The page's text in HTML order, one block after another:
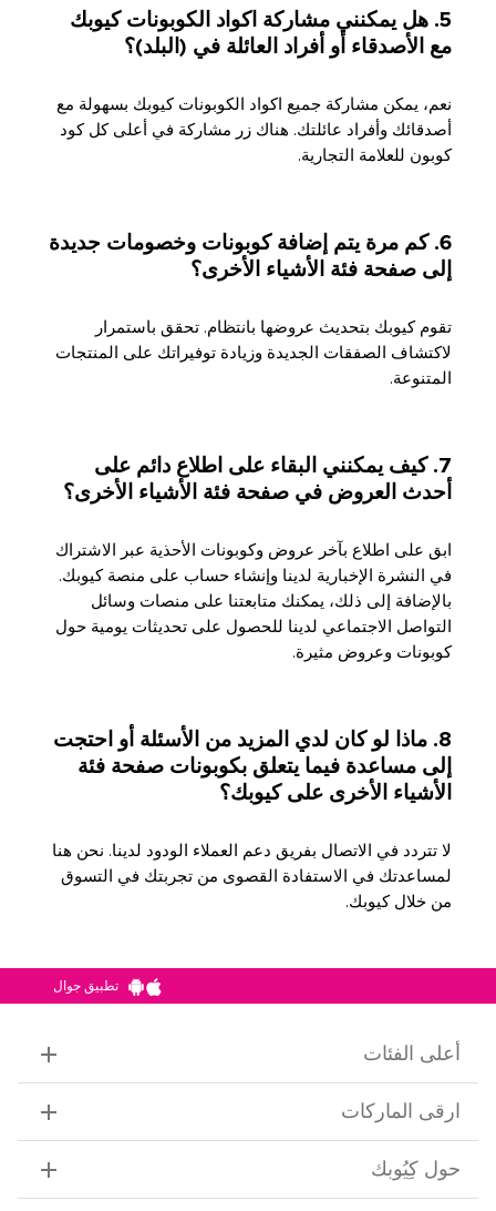
5. هل يمكنني مشاركة اكواد الكوبونات كيوبك
مع الأصدقاء أو أفراد العائلة في (البلد)؟
نعم، يمكن مشاركة جميع اكواد الكوبونات كيوبك بسهولة مع
أصدقائك وأفراد عائلتك. هناك زر مشاركة في أعلى كل كود
كوبون للعلامة التجارية.
6. كم مرة يتم إضافة كوبونات وخصومات جديدة
إلى صفحة فئة الأشياء الأخرى؟
تقوم كيوبك بتحديث عروضها بانتظام. تحقق باستمرار
لاكتشاف الصفقات الجديدة وزيادة توفيراتك على المنتجات
المتنوعة.
7. كيف يمكنني البقاء على اطلاع دائم على
أحدث العروض في صفحة فئة الأشياء الأخرى؟
ابق على اطلاع بآخر عروض وكوبونات الأحذية عبر الاشتراك
في النشرة الإخبارية لدينا وإنشاء حساب على منصة كيوبك.
بالإضافة إلى ذلك، يمكنك متابعتنا على منصات وسائل
التواصل الاجتماعي لدينا للحصول على تحديثات يومية حول
كوبونات وعروض مثيرة.
8. ماذا لو كان لدي المزيد من الأسئلة أو احتجت
إلى مساعدة فيما يتعلق بكوبونات صفحة فئة
الأشياء الأخرى على كيوبك؟
لا تتردد في الاتصال بفريق دعم العملاء الودود لدينا. نحن هنا
لمساعدتك في الاستفادة القصوى من تجربتك في التسوق
من خلال كيوبك.
تطبيق جوال
أعلى الفئات
ارقى الماركات
حول كِيُوبك